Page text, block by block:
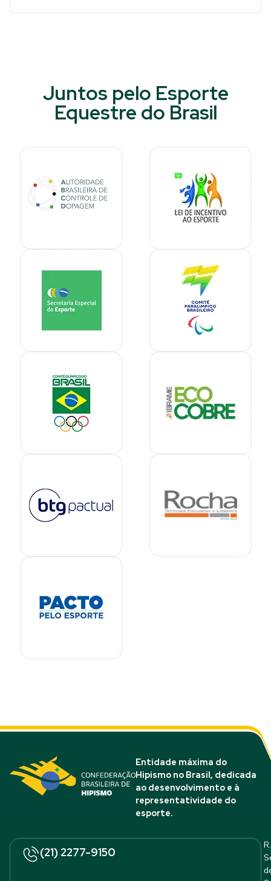
Juntos pelo Esporte
Equestre do Brasil
Entidade máxima do
Hipismo no Brasil, dedicada
ao desenvolvimento e à
representatividade do
esporte.
(21) 2277-9150
R.